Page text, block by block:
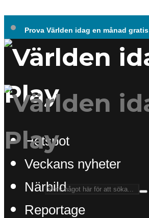
Prova Världen idag en månad gratis
Hotspot
Veckans nyheter
Närbild
Reportage